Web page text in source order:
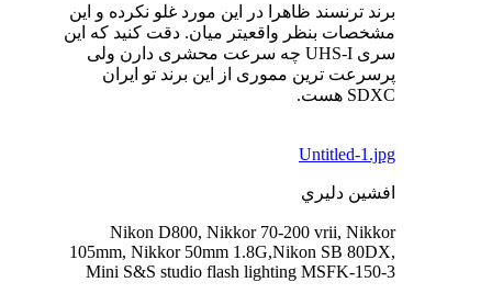
برند ترنسند ظاهرا در این مورد غلو نکرده و این
مشخصات بنظر واقعیتر میان. دقت کنید که این
سری UHS-I چه سرعت محشری دارن ولی
پرسرعت ترین مموری از این برند تو ایران
SDXC هست.
Untitled-1.jpg
افشين دليري
Nikon D800, Nikkor 70-200 vrii, Nikkor
105mm, Nikkor 50mm 1.8G,Nikon SB 80DX,
Mini S&S studio flash lighting MSFK-150-3